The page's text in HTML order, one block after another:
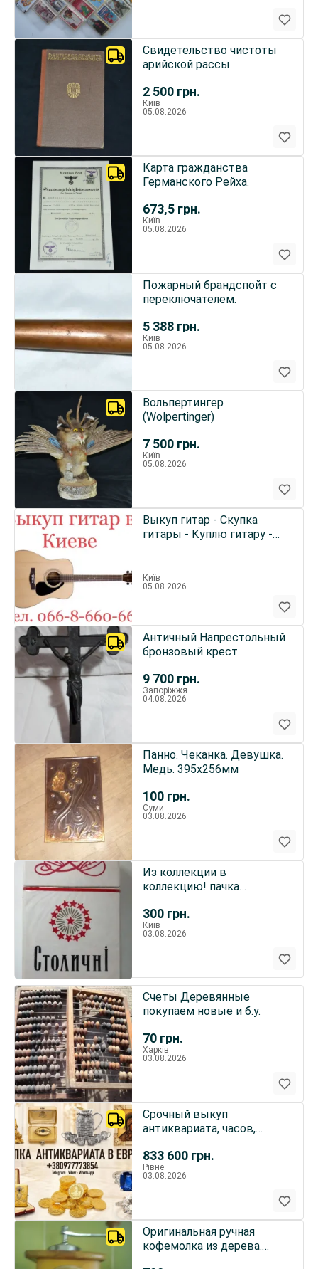
2 500 грн.
Свидетельство чистоты
арийской рассы
Київ
05.08.2026
673,5 грн.
Карта гражданства
Германского Рейха.
Київ
05.08.2026
5 388 грн.
Пожарный брандспойт с
переключателем.
Київ
05.08.2026
7 500 грн.
Вольпертингер
(Wolpertinger)
Київ
05.08.2026
Выкуп гитар - Скупка
гитары - Куплю гитару -
Київ
05.08.2026
9 700 грн.
Античный Напрестольный
бронзовый крест.
Запоріжжя
04.08.2026
100 грн.
Панно. Чеканка. Девушка.
Медь. 395х256мм
Суми
03.08.2026
300 грн.
Из коллекции в
коллекцию! пачка
в идеале!
Київ
03.08.2026
70 грн.
Счеты Деревянные
покупаем новые и б.у.
Харків
03.08.2026
833 600 грн.
Срочный выкуп
антиквариата, часов,
Польше. Скупка золотых
монет в Варшаве
Рівне
03.08.2026
Оригинальная ручная
кофемолка из дерева.